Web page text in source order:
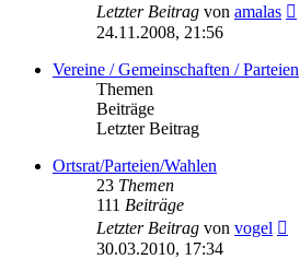
Letzter Beitrag von amalas
24.11.2008, 21:56
Vereine / Gemeinschaften / Parteien
Themen
Beiträge
Letzter Beitrag
Ortsrat/Parteien/Wahlen
23 Themen
111 Beiträge
Letzter Beitrag von vogel
30.03.2010, 17:34